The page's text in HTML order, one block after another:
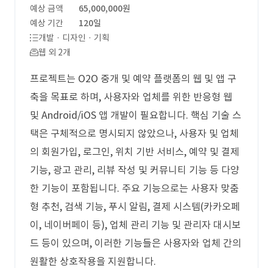
예상 금액
65,000,000원
예상 기간
120일
개발 · 디자인 · 기획
웹 외 2개
프로젝트는 O2O 중개 및 예약 플랫폼의 웹 및 앱 구
축을 목표로 하며, 사용자와 업체를 위한 반응형 웹
및 Android/iOS 앱 개발이 필요합니다. 핵심 기술 스
택은 구체적으로 명시되지 않았으나, 사용자 및 업체
의 회원가입, 로그인, 위치 기반 서비스, 예약 및 결제
기능, 광고 관리, 리뷰 작성 및 커뮤니티 기능 등 다양
한 기능이 포함됩니다. 주요 기능으로는 사용자 맞춤
형 추천, 검색 기능, 푸시 알림, 결제 시스템(카카오페
이, 네이버페이 등), 업체 관리 기능 및 관리자 대시보
드 등이 있으며, 이러한 기능들은 사용자와 업체 간의
원활한 상호작용을 지원합니다.